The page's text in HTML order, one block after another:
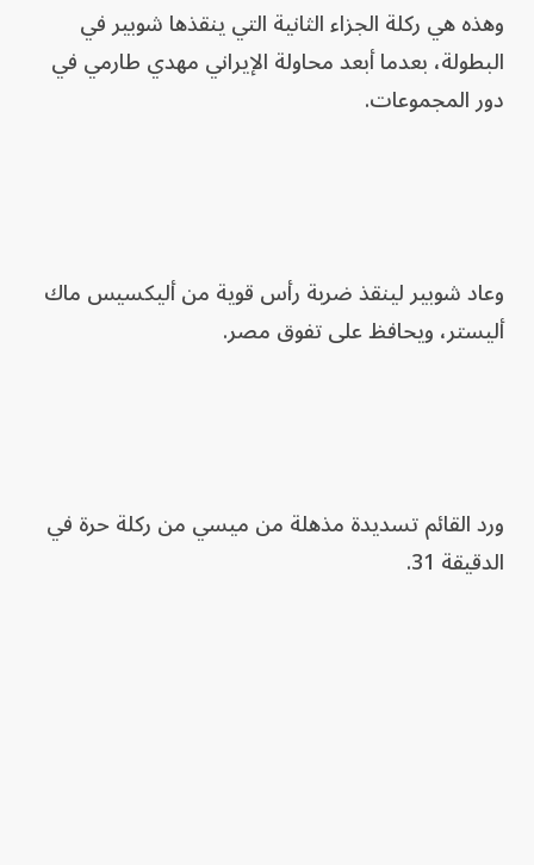
وهذه هي ركلة الجزاء الثانية التي ينقذها شوبير في
البطولة، بعدما أبعد محاولة الإيراني مهدي طارمي في
دور المجموعات.
وعاد شوبير لينقذ ضربة رأس قوية من أليكسيس ماك
أليستر، ويحافظ على تفوق مصر.
ورد القائم تسديدة مذهلة من ميسي من ركلة حرة في
الدقيقة 31.